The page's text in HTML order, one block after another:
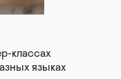
классах
языках